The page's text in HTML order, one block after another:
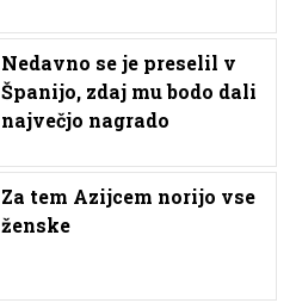
Nedavno se je preselil v
Španijo, zdaj mu bodo dali
največjo nagrado
Za tem Azijcem norijo vse
ženske